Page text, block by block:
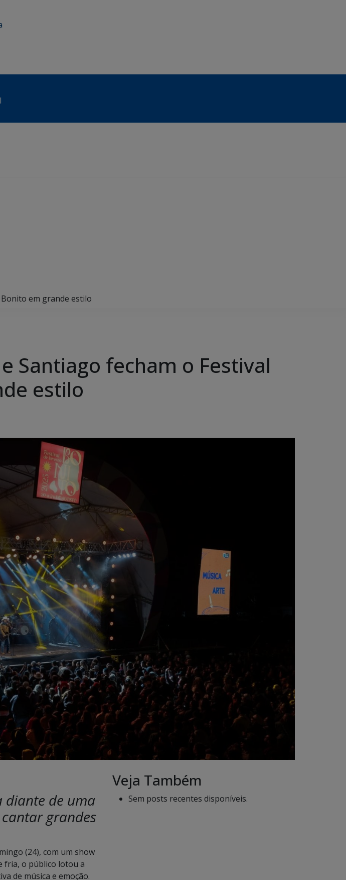
em grande estilo
Santiago fecham o Festival
estilo
diante de uma
grandes
(24), com um show
fria, o público lotou a
de música e emoção.
Veja Também
Sem posts recentes disponíveis.